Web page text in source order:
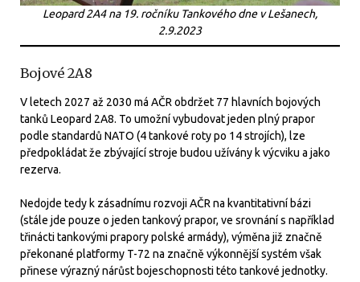
Leopard 2A4 na 19. ročníku Tankového dne v Lešanech,
2.9.2023
Bojové 2A8
V letech 2027 až 2030 má AČR obdržet 77 hlavních bojových
tanků Leopard 2A8. To umožní vybudovat jeden plný prapor
podle standardů NATO (4 tankové roty po 14 strojích), lze
předpokládat že zbývající stroje budou užívány k výcviku a jako
rezerva.
Nedojde tedy k zásadnímu rozvoji AČR na kvantitativní bázi
(stále jde pouze o jeden tankový prapor, ve srovnání s například
třinácti tankovými prapory polské armády), výměna již značně
překonané platformy T-72 na značně výkonnější systém však
přinese výrazný nárůst bojeschopnosti této tankové jednotky.